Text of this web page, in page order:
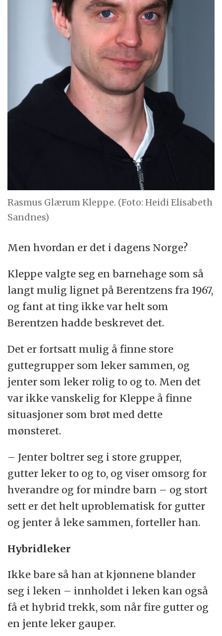
Rasmus Glærum Kleppe. (Foto: Heidi Elisabeth
Sandnes)
Men hvordan er det i dagens Norge?
Kleppe valgte seg en barnehage som så
langt mulig lignet på Berentzens fra 1967,
og fant at ting ikke var helt som
Berentzen hadde beskrevet det.
Det er fortsatt mulig å finne store
guttegrupper som leker sammen, og
jenter som leker rolig to og to. Men det
var ikke vanskelig for Kleppe å finne
situasjoner som brøt med dette
mønsteret.
– Jenter boltrer seg i store grupper,
gutter leker to og to, og viser omsorg for
hverandre og for mindre barn – og stort
sett er det helt uproblematisk for gutter
og jenter å leke sammen, forteller han.
Hybridleker
Ikke bare så han at kjønnene blander
seg i leken – innholdet i leken kan også
få et hybrid trekk, som når fire gutter og
en jente leker gauper.